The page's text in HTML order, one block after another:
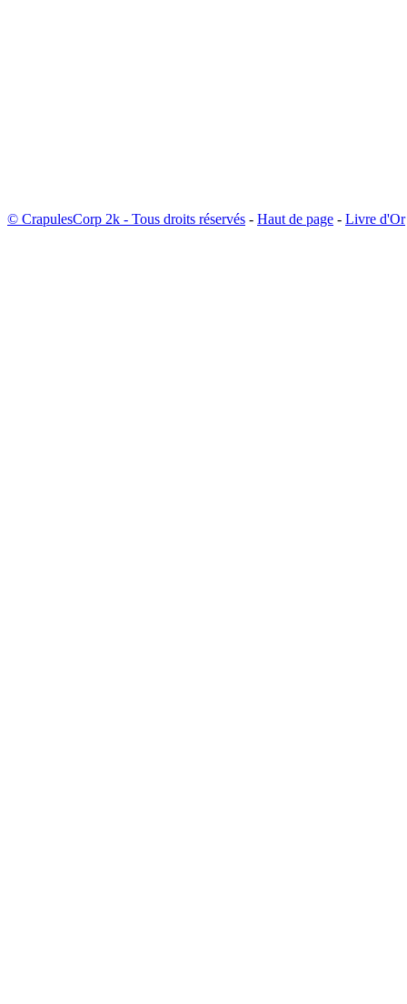
© CrapulesCorp 2k - Tous droits réservés - Haut de page - Livre d'Or